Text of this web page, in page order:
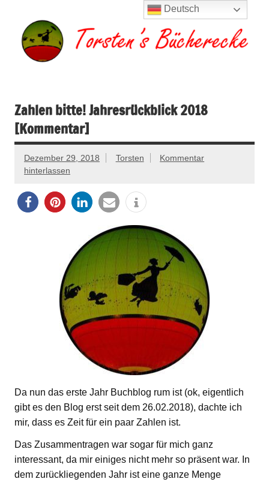
springen
Zahlen bitte! Jahresrückblick 2018
[Kommentar]
Dezember 29, 2018 Torsten
Kommentar
hinterlassen
Da nun das erste Jahr Buchblog rum ist (ok, eigentlich
gibt es den Blog erst seit dem 26.02.2018), dachte ich
mir, dass es Zeit für ein paar Zahlen ist.
Das Zusammentragen war sogar für mich ganz
interessant, da mir einiges nicht mehr so präsent war. In
dem zurückliegenden Jahr ist eine ganze Menge
Deutsch